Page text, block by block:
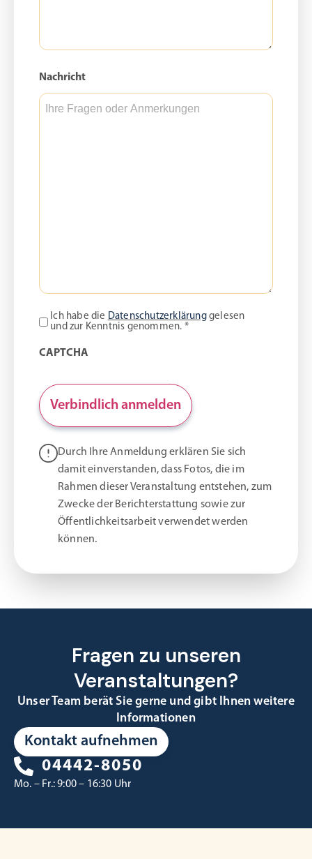
Nachricht
Ich habe die Datenschutzerklärunggelesen
und zur Kenntnis genommen. *
CAPTCHA
Durch Ihre Anmeldung erklären Sie sich
damit einverstanden, dass Fotos, die im
Rahmen dieser Veranstaltung entstehen, zum
Zwecke der Berichterstattung sowie zur
Öffentlichkeitsarbeit verwendet werden
können.
Fragen zu unseren
Veranstaltungen?
Unser Team berät Sie gerne und gibt Ihnen weitere
Informationen
Mo. – Fr.: 9:00 – 16:30 Uhr
04442-8050
Kontakt aufnehmen